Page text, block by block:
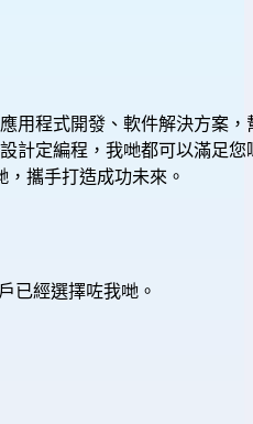
用程式開發、軟件解決方案，
計定編程，我哋都可以滿足您
，攜手打造成功未來。
已經選擇咗我哋。